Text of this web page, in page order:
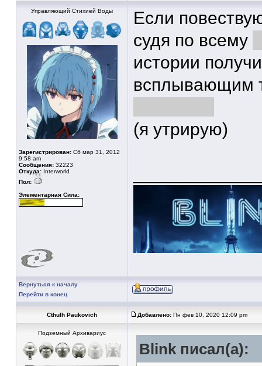
Управляющий Стихией Воды
Зарегистрирован: Сб мар 31, 2012
9:58 am
Сообщения: 32223
Откуда: Interworld
Пол:
Элементарная Сила:
Если
судя по всему
истории
всплывающим
(я утрирую)
Вернуться к началу
Перейти в конец
Cthulh Paukovich Добавлено: Пн фев 10, 2020 12:09 pm
Подземный Архивариус
Blink писал(а):